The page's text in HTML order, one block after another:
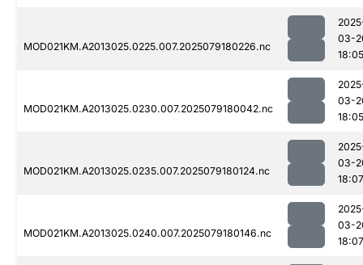
MOD021KM.A2013025.0225.007.2025079180226.nc
03-
18:05
MOD021KM.A2013025.0230.007.2025079180042.nc
03-
18:05
MOD021KM.A2013025.0235.007.2025079180124.nc
03-
18:07
MOD021KM.A2013025.0240.007.2025079180146.nc
03-
18:07